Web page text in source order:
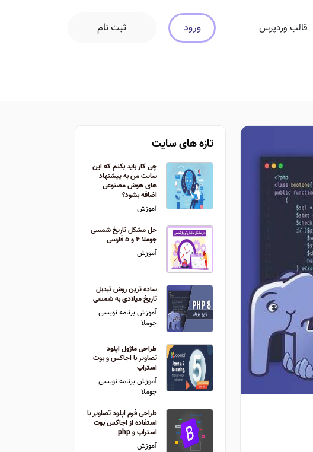
قالب وردپرس ورود ثبت نام
تازه های سایت
چی کار باید بکنم که این
سایت من به پیشنهاد
های هوش مصنوعی
اضافه بشود؟
آموزش
حل مشکل تاریخ شمسی
جوملا ۴ و ۵ فارسی
آموزش
ساده ترین روش تبدیل
تاریخ میلادی به شمسی
آموزش برنامه نویسی
جوملا
طراحی ماژول اپلود
تصاویر با اجاکس و بوت
استراپ
آموزش برنامه نویسی
جوملا
طراحی فرم اپلود تصاویر با
استفاده از اجاکس بوت
استراپ و php
آموزش